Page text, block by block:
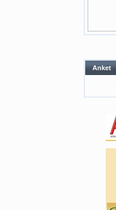
Anket